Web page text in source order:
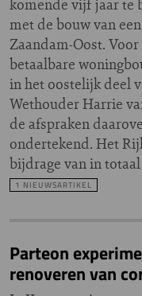
komende vijf jaar te
met de bouw van
Zaandam-Oost.
betaalbare
in het oostelijk deel
Wethouder Harrie
de afspraken
ondertekend. Het
bijdrage van in
1 NIEUWSARTIKEL
Parteon
renoveren van